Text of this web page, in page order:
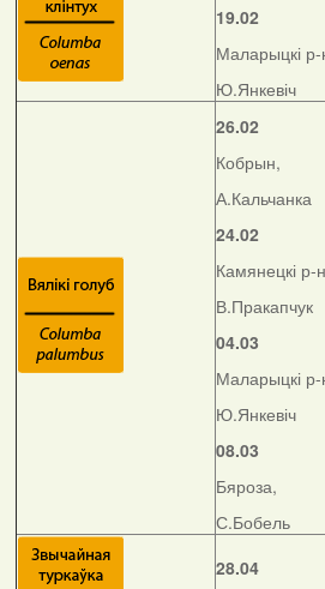
19.02
Маларыцкі р-
Ю.Янкевіч
26.02
Кобрын,
А.Кальчанка
24.02
Камянецкі р-
В.Пракапчук
04.03
Маларыцкі р-
Ю.Янкевіч
08.03
Бяроза,
С.Бобель
28.04